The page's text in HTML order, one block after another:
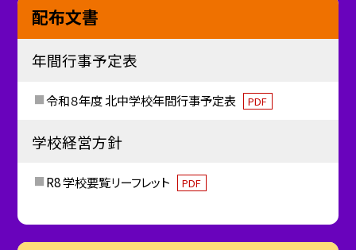
配布文書
年間行事予定表
令和８年度 北中学校年間行事予定表 PDF
学校経営方針
R8 学校要覧リーフレット PDF